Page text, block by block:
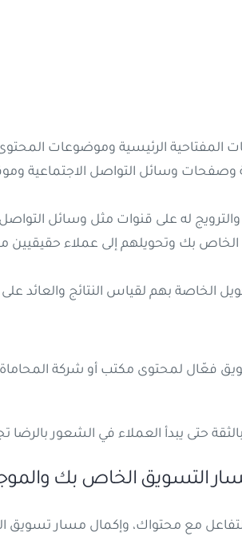
المفتاحية الرئيسية وموضوعات
وسائل التواصل الاجتماعية
والترويج له على قنوات مثل وسائل
الخاص بك وتحويلهم إلى عملاء
الخاصة بهم لقياس النتائج والعائد
فعّال لمحتوى مكتب أو شركة
حتى يبدأ العملاء في الشعور بالرضا
التسويق الخاص بك
مع محتواك، وإكمال مسار تسويق